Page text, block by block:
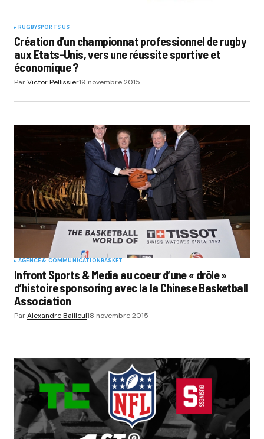
RUGBYSPORTS US
Création d’un championnat professionnel de rugby
aux Etats-Unis, vers une réussite sportive et
économique ?
ParVictor Pellissier19 novembre 2015
AGENCE & COMMUNICATIONBASKET
Infront Sports & Media au coeur d’une « drôle »
d’histoire sponsoring avec la la Chinese Basketball
Association
ParAlexandre Bailleul18 novembre 2015